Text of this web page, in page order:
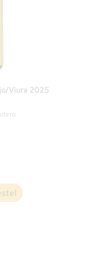
Viura 2025